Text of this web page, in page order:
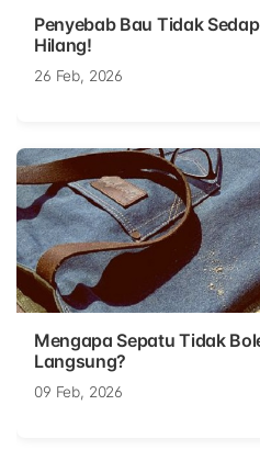
Penyebab Bau Tidak
Hilang!
26 Feb, 2026
Mengapa Sepatu Tidak
Langsung?
09 Feb, 2026